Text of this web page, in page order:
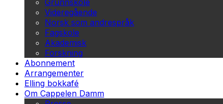
Grunnskole
Videregående
Norsk som andrespråk
Fagskole
Akademisk
Forskning
Abonnement
Arrangementer
Elling bokkafé
Om Cappelen Damm